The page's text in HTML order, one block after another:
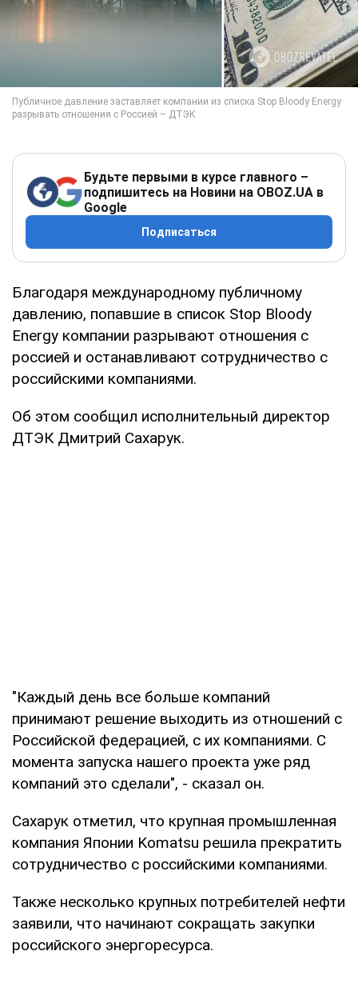
Будьте первыми в курсе главного –
подпишитесь на Новини на OBOZ.UA в
Google
Подписаться
Благодаря международному публичному
давлению, попавшие в список Stop Bloody
Energy компании разрывают отношения с
россией и останавливают сотрудничество с
российскими компаниями.
Об этом сообщил исполнительный директор
ДТЭК Дмитрий Сахарук.
"Каждый день все больше компаний
принимают решение выходить из отношений с
Российской федерацией, с их компаниями. С
момента запуска нашего проекта уже ряд
компаний это сделали", - сказал он.
Сахарук отметил, что крупная промышленная
компания Японии Komatsu решила прекратить
сотрудничество с российскими компаниями.
Также несколько крупных потребителей нефти
заявили, что начинают сокращать закупки
российского энергоресурса.